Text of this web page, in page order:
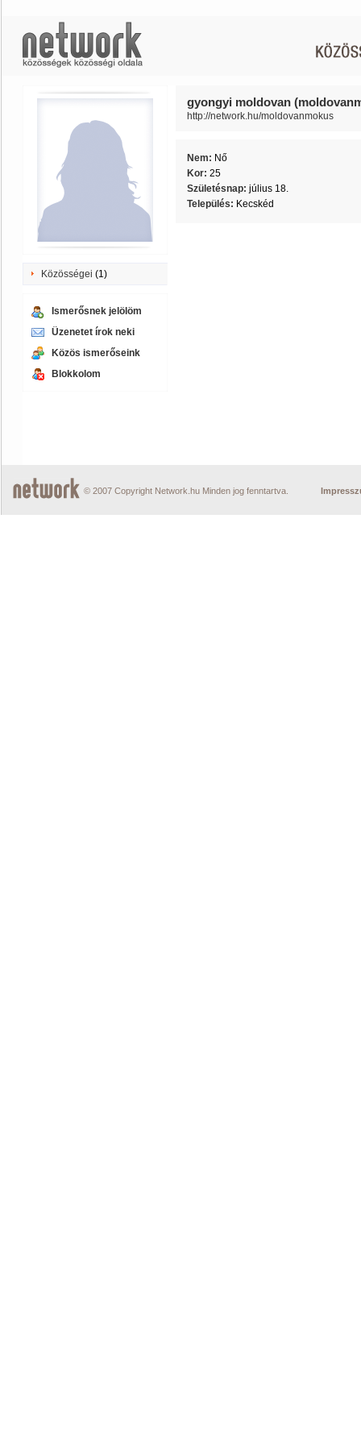
Közösségei (1)
Ismerősnek jelölöm
Üzenetet írok neki
Közös ismerőseink
Blokkolom
gyongyi moldovan
http://network.hu/moldovanmokus
Nem: Nő
Kor: 25
Születésnap: július 18.
Település: Kecskéd
© 2007 Copyright Network.hu Minden jog fenntartva.